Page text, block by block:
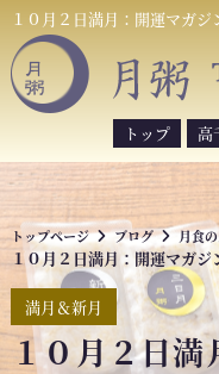
o
c
o
n
t
n
１０月２日満月：開運マガジ
トップ 高
トップページ ブログ 月食
１０月２日満月：開運マガジ
満月＆新月
１０月２日満